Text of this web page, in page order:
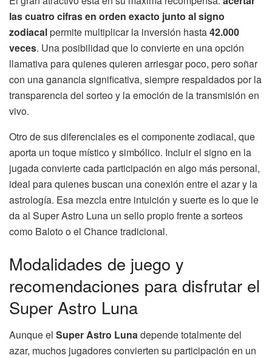
las cuatro cifras en orden exacto junto al signo
zodiacalpermite multiplicar la inversión hasta42.000
veces. Una posibilidad que lo convierte en una opción
llamativa para quienes quieren arriesgar poco, pero soñar
con una ganancia significativa, siempre respaldados por la
transparencia del sorteo y la emoción de la transmisión en
vivo.
Otro de sus diferenciales es el componente zodiacal, que
aporta un toque místico y simbólico. Incluir el signo en la
jugada convierte cada participación en algo más personal,
ideal para quienes buscan una conexión entre el azar y la
astrología. Esa mezcla entre intuición y suerte es lo que le
da al Super Astro Luna un sello propio frente a sorteos
como Baloto o el Chance tradicional.
Modalidades de juego y
recomendaciones para disfrutar el
Super Astro Luna
Aunque el Super Astro Lunadepende totalmente del
azar, muchos jugadores convierten su participación en un